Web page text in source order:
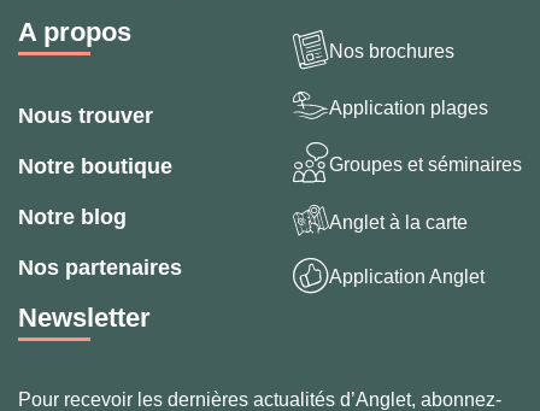
A propos
Nous trouver
Notre boutique
Notre blog
Nos partenaires
Nos brochures
Application plages
Groupes et séminaires
Anglet à la carte
Application Anglet
Newsletter
Pour recevoir les dernières actualités d’Anglet, abonnez-